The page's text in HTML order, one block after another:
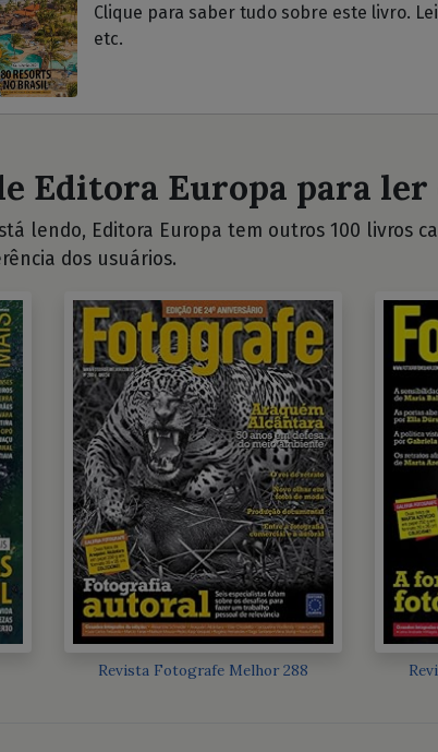
Clique para saber tudo sobre este livro.
etc.
Editora Europa para
lendo, Editora Europa tem outros 100 livros
dos usuários.
Revista Fotografe Melhor 288